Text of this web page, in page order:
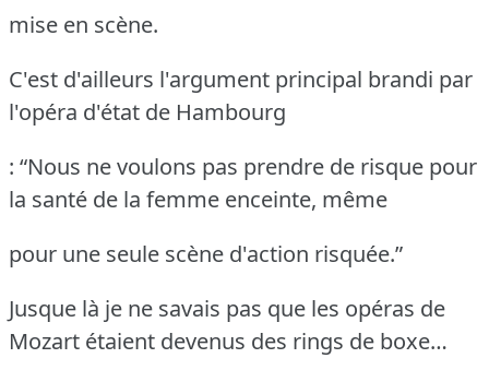
mise en scène.
C'est d'ailleurs l'argument principal brandi par
l'opéra d'état de Hambourg
: “Nous ne voulons pas prendre de risque pour
la santé de la femme enceinte, même
pour une seule scène d'action risquée.”
Jusque là je ne savais pas que les opéras de
Mozart étaient devenus des rings de boxe…